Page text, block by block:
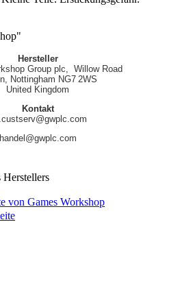
Hersteller
Group plc, Willow Road
Nottingham NG7 2WS
United Kingdom
Kontakt
handel@gwplc.com
von Games Workshop